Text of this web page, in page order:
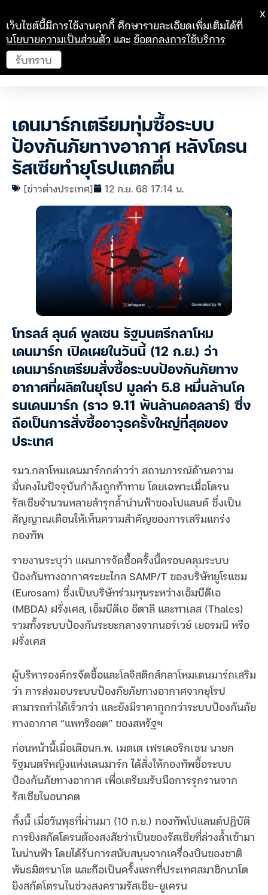
เดนมาร์กเตรียมทุ่มซื้อระบบ
ป้องกันภัยทางอากาศ หลังโดรน
รัสเซียทำยุโรปแตกตื่น
[ข่าวต่างประเทศ] 12 ก.ย. 68 17:14 น.
โทรลส์ ลุนด์ พูลเซน รัฐมนตรีกลาโหม
เดนมาร์ก เปิดเผยในวันนี้ (12 ก.ย.) ว่า
เดนมาร์กเตรียมสั่งซื้อระบบป้องกันภัยทาง
อากาศที่ผลิตในยุโรป มูลค่า 5.8 หมื่นล้านโค
รนเดนมาร์ก (ราว 9.11 พันล้านดอลลาร์) ซึ่ง
ถือเป็นการสั่งซื้ออาวุธครั้งใหญ่ที่สุดของ
ประเทศ
รมว.กลาโหมเดนมาร์กกล่าวว่า สถานการณ์ด้านความ
มั่นคงในปัจจุบันกำลังถูกท้าทาย โดยเฉพาะเมื่อโดรน
รัสเซียจำนวนหลายลำรุกล้ำน่านฟ้าของโปแลนด์ ซึ่งเป็น
สัญญาณเตือนให้เห็นความสำคัญของการเสริมแกร่ง
กองทัพ
รายงานระบุว่า แผนการจัดซื้อครั้งนี้ครอบคลุมระบบ
ป้องกันทางอากาศระยะไกล SAMP/T ของบริษัทยูโรแซม
(Eurosam) ซึ่งเป็นบริษัทร่วมทุนระหว่างเอ็มบีดีเอ
(MBDA) ฝรั่งเศส, เอ็มบีดีเอ อิตาลี และทาเลส (Thales)
รวมทั้งระบบป้องกันระยะกลางจากนอร์เวย์ เยอรมนี หรือ
ฝรั่งเศส
ผู้บริหารองค์กรจัดซื้อและโลจิสติกส์กลาโหมเดนมาร์กเสริม
ว่า การส่งมอบระบบป้องกัยภัยทางอากาศจากยุโรป
สามารถทำได้เร็วกว่า และยังมีราคาถูกกว่าระบบป้องกันภัย
ทางอากาศ “แพทริออต” ของสหรัฐฯ
ก่อนหน้านี้เมื่อเดือนก.พ. เมตเต เฟรเดอริกเซน นายก
รัฐมนตรีหญิงแห่งเดนมาร์ก ได้สั่งให้กองทัพซื้อระบบ
ป้องกันภัยทางอากาศ เพื่อเตรียมรับมือการรุกรานจาก
รัสเซียในอนาคต
ทั้งนี้ เมื่อวันพุธที่ผ่านมา (10 ก.ย.) กองทัพโปแลนด์ปฏิบัติ
การยิงสกัดโดรนต้องสงสัยว่าเป็นของรัสเซียที่ล่วงล้ำเข้ามา
ในน่านฟ้า โดยได้รับการสนับสนุนจากเครื่องบินของชาติ
พันธมิตรนาโต และถือเป็นครั้งแรกที่ประเทศสมาชิกนาโต
ยิงสกัดโดรนในช่วงสงครามรัสเซีย-ยูเครน
เว็บไซต์นี้มีการใช้งานคุกกี้ ศึกษารายละเอียดเพิ่มเติมได้ที่
นโยบายความเป็นส่วนตัว และข้อตกลงการใช้บริการ
รับทราบ
X